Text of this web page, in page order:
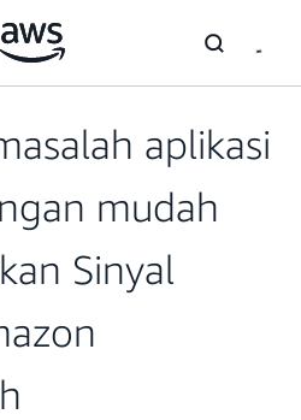
aplikasi
mudah
Sinyal